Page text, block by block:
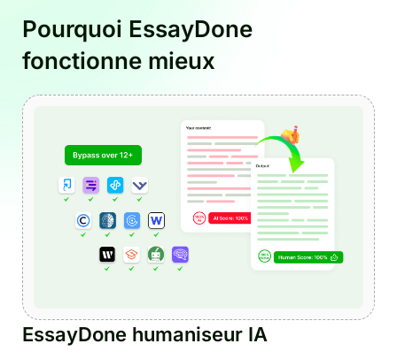
Pourquoi EssayDone
fonctionne mieux
EssayDone humaniseur IA